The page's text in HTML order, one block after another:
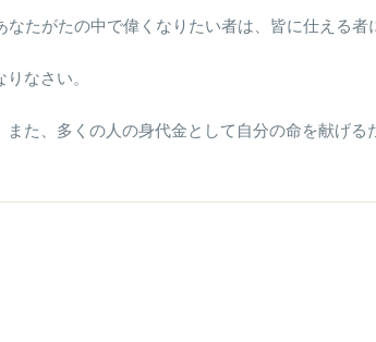
たがたの中で偉くなりたい者は、皆に仕える者
なさい。
た、多くの人の身代金として自分の命を献げる